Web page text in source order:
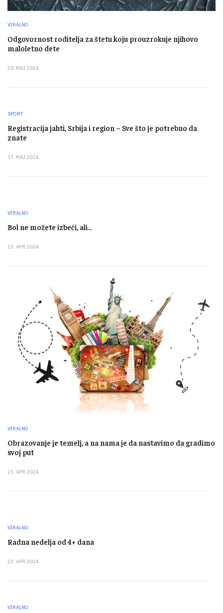
VIRALNO
Odgovornost roditelja za štetu koju prouzrokuje njihovo
maloletno dete
20. MAJ 2024.
SPORT
Registracija jahti, Srbija i region – Sve što je potrebno da
znate
17. MAJ 2024.
VIRALNO
Bol ne možete izbeći, ali...
23. APR 2024.
VIRALNO
Obrazovanje je temelj, a na nama je da nastavimo da gradimo
svoj put
23. APR 2024.
VIRALNO
Radna nedelja od 4+ dana
23. APR 2024.
VIRALNO